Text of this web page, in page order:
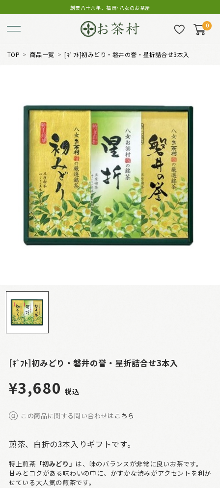
創業八十余年、福岡･八女のお茶屋
0
TOP 商品一覧 [ｷﾞﾌﾄ]初みどり・磐井の誉・星折詰合せ3本入
[ｷﾞﾌﾄ]初みどり・磐井の誉・星折詰合せ3本入
¥3,680 税込
この商品に関する問い合わせは こちら
煎茶、白折の3本入りギフトです。
特上煎茶 「初みどり」 は、味のバランスが非常に良いお茶です。
甘みとコクがある味わいの中に、かすかな渋みがアクセントを利か
せている大人気の煎茶です。